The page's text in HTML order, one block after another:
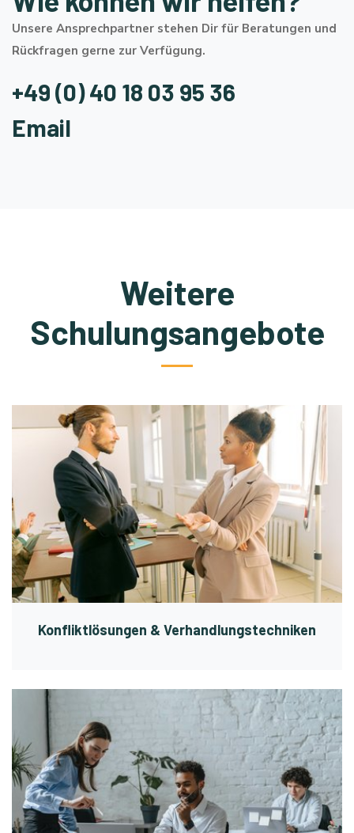
Unsere Ansprechpartner stehen Dir für Beratungen und
Rückfragen gerne zur Verfügung.
+49 (0) 40 18 03 95 36
Email
Weitere
Schulungsangebote
Konfliktlösungen & Verhandlungstechniken